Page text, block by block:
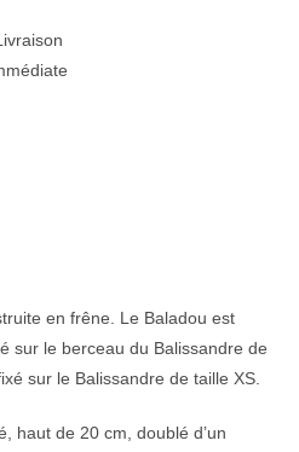
en frêne. Le Baladou est
sur le berceau du Balissandre de
sur le Balissandre de taille XS.
haut de 20 cm, doublé d’un